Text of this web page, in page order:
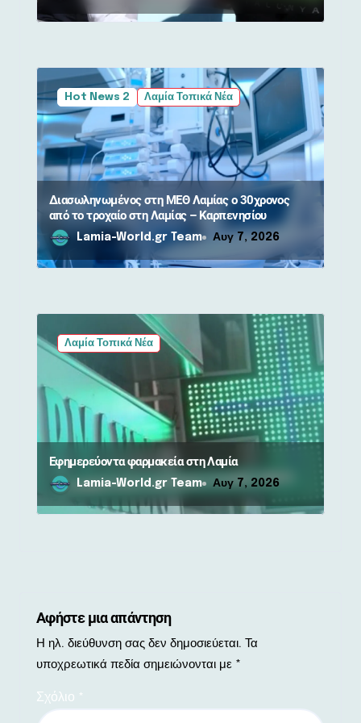
Hot News 2 Λαμία Τοπικά Νέα
Διασωληνωμένος στη ΜΕΘ Λαμίας ο 30χρονος
από το τροχαίο στη Λαμίας – Καρπενησίου
Lamia-World.gr Team Αυγ 7, 2026
Λαμία Τοπικά Νέα
Εφημερεύοντα φαρμακεία στη Λαμία
Lamia-World.gr Team Αυγ 7, 2026
Αφήστε μια απάντηση
Η ηλ. διεύθυνση σας δεν δημοσιεύεται. Τα
υποχρεωτικά πεδία σημειώνονται με *
Σχόλιο *